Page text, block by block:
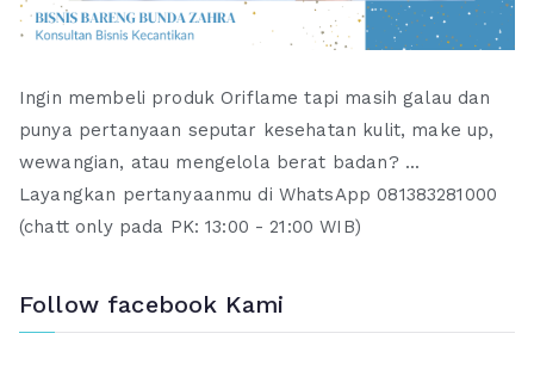
Ingin membeli produk Oriflame tapi masih galau dan
punya pertanyaan seputar kesehatan kulit, make up,
wewangian, atau mengelola berat badan? ...
Layangkan pertanyaanmu di WhatsApp 081383281000
(chatt only pada PK: 13:00 - 21:00 WIB)
Follow facebook Kami